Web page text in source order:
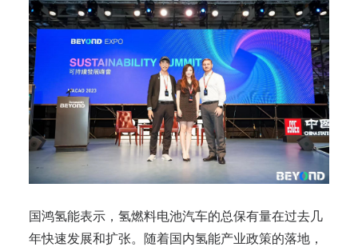
国鸿氢能表示，氢燃料电池汽车的总保有量在过去几
年快速发展和扩张。随着国内氢能产业政策的落地，